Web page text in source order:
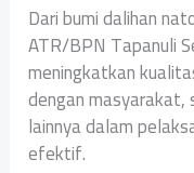
Dari bumi dalihan
ATR/BPN Tapanuli
meningkatkan
dengan masyarakat,
lainnya dalam
efektif.